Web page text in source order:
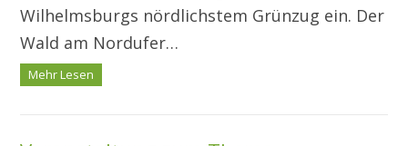
Wilhelmsburgs nördlichstem Grünzug ein. Der
Wald am Nordufer…
Mehr Lesen